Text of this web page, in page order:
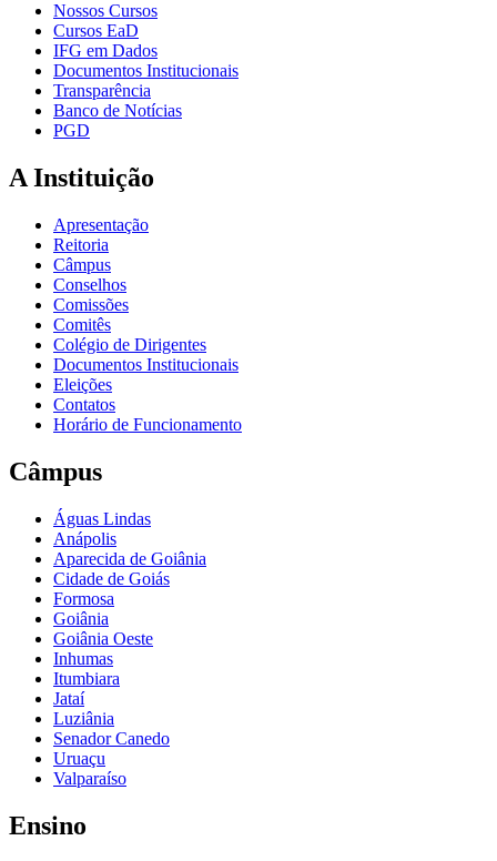
Nossos Cursos
Cursos EaD
IFG em Dados
Documentos Institucionais
Transparência
Banco de Notícias
PGD
A Instituição
Apresentação
Reitoria
Câmpus
Conselhos
Comissões
Comitês
Colégio de Dirigentes
Documentos Institucionais
Eleições
Contatos
Horário de Funcionamento
Câmpus
Águas Lindas
Anápolis
Aparecida de Goiânia
Cidade de Goiás
Formosa
Goiânia
Goiânia Oeste
Inhumas
Itumbiara
Jataí
Luziânia
Senador Canedo
Uruaçu
Valparaíso
Ensino